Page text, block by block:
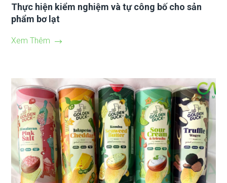
Thực hiện kiểm nghiệm và tự công bố cho sản
phẩm bơ lạt
Xem Thêm